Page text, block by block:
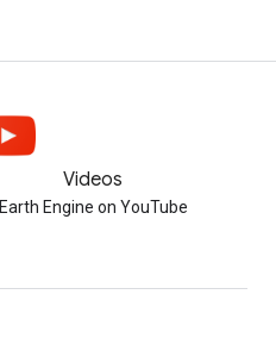
Videos
Earth Engine on YouTube